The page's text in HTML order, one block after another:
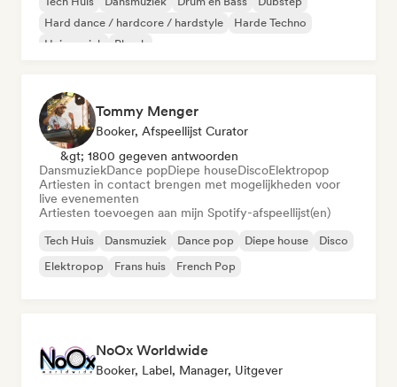
Hard dance / hardcore / hardstyle
Harde Techno
Huismuziek
Phonk
Tommy Menger
Booker, Afspeellijst Curator
&gt; 1800 gegeven antwoorden
DansmuziekDance popDiepe houseDiscoElektropop
Artiesten in contact brengen met mogelijkheden voor
live evenementen
Artiesten toevoegen aan mijn Spotify-afspeellijst(en)
Tech Huis Dansmuziek Dance pop Diepe house
Disco
Elektropop
Frans huis French Pop
NoOx Worldwide
Booker, Label, Manager, Uitgever